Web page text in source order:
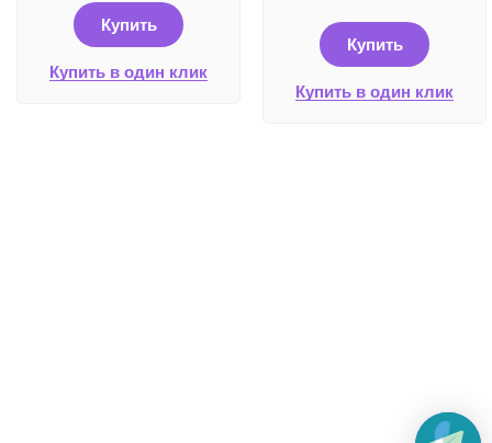
Купить
Купить в один клик
Купить
Купить в один клик